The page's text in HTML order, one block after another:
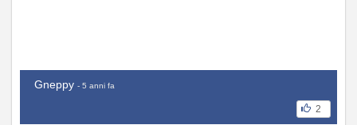
Gneppy - 5 anni fa
2